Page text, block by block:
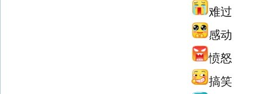
难过
感动
愤怒
搞笑